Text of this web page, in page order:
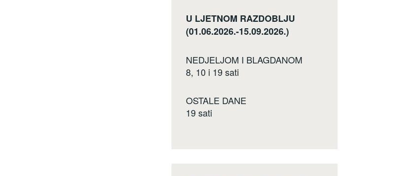
U LJETNOM RAZDOBLJU
(01.06.2026.-15.09.2026.)
NEDJELJOM I BLAGDANOM
8, 10 i 19 sati
OSTALE DANE
19 sati